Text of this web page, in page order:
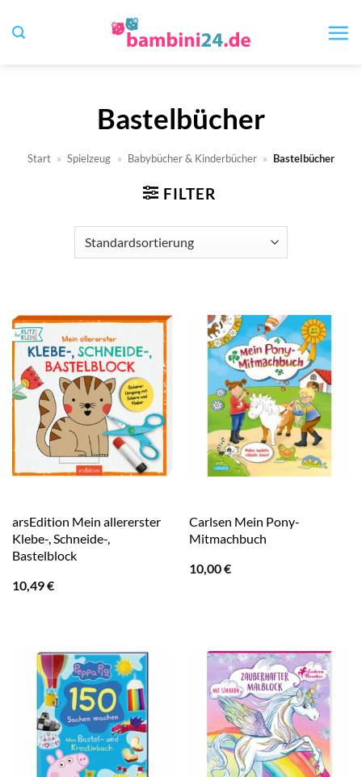
Inhalt
Bastelbücher
Start » Spielzeug » Babybücher & Kinderbücher » Bastelbücher
FILTER
arsEdition Mein allererster
Klebe-, Schneide-,
Bastelblock
10,49€
Carlsen Mein Pony-
Mitmachbuch
10,00€